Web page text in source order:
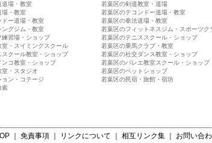
道場・教室
若葉区の剣道教室・道場
場・教室
若葉区のテコンドー道場・教室
ドー道場・教室
若葉区の拳法道場・教室
ングジム・教室
若葉区のフィットネスジム・スポーツク
練習場・ショップ
若葉区のテニススクール・ショップ
室・スイミングスクール
若葉区の乗馬クラブ・教室
スクール教室・ショップ
若葉区の社交ダンス教室・ショップ
ンコ教室・ショップ
若葉区のバレエ教室スクール・ショップ
・スタジオ
若葉区のペットショップ
ン・コテージ
若葉区の民宿・旅館・宿坊
索
｜ 免責事項｜ リンクについて 相互リンク集｜ お問い合